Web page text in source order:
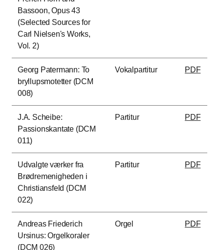
Bassoon, Opus 43
(Selected Sources for
Carl Nielsen's Works,
Vol. 2)
Georg Patermann: To
bryllupsmotetter (DCM
008)
Vokalpartitur PDF
J.A. Scheibe:
Passionskantate (DCM
011)
Partitur PDF
Udvalgte værker fra
Brødremenigheden i
Christiansfeld (DCM
022)
Partitur PDF
Andreas Friederich
Ursinus: Orgelkoraler
(DCM 026)
Orgel PDF